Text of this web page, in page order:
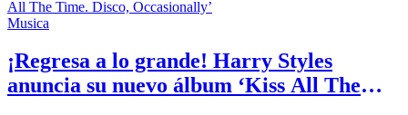
Musica
¡Regresa a lo grande! Harry Styles
anuncia su nuevo álbum ‘Kiss All The